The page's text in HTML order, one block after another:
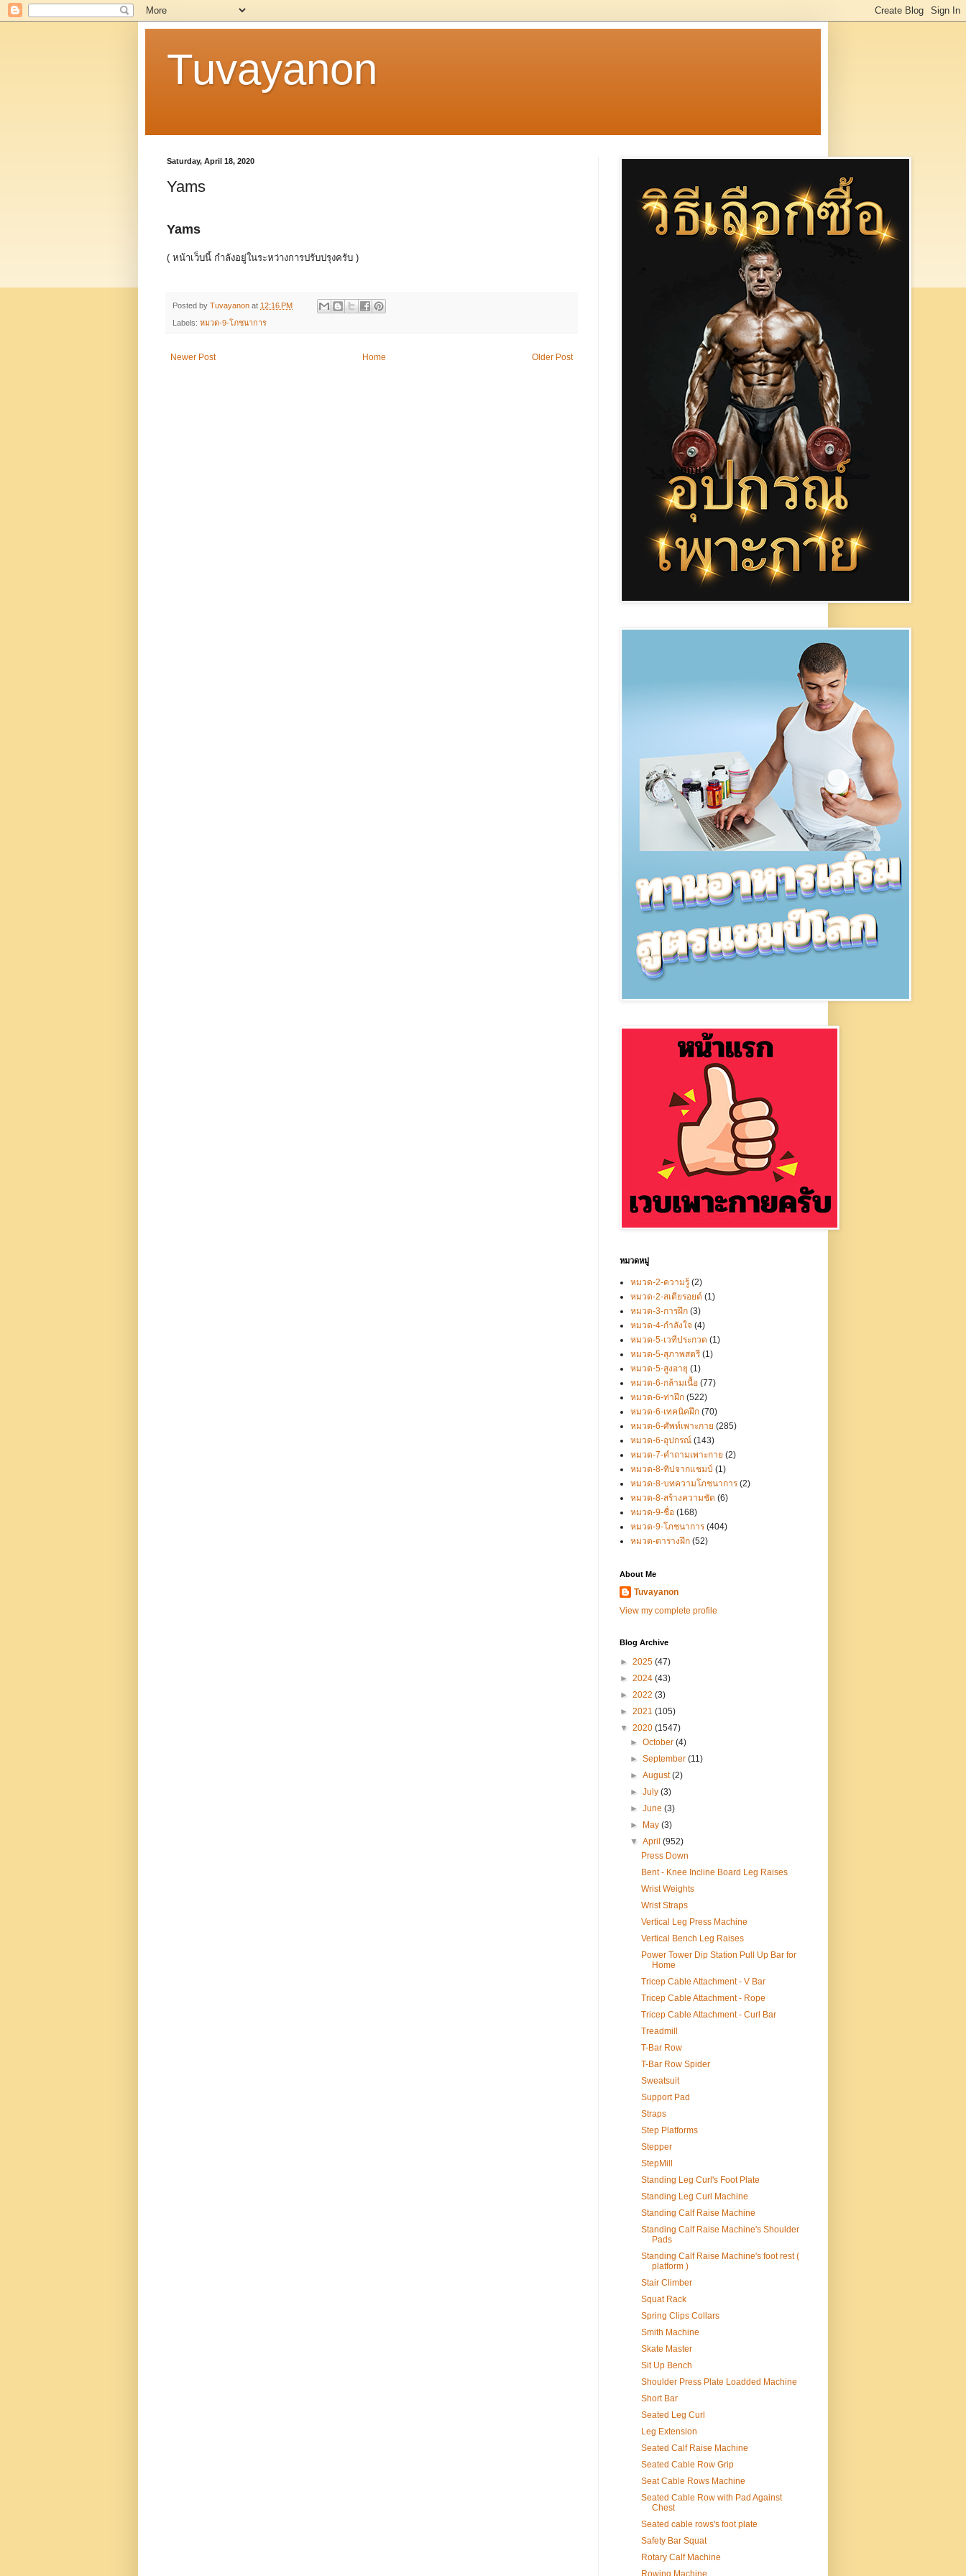
Tuvayanon
Saturday, April 18, 2020
Yams
Yams
( หน้าเว็บนี้ กำลังอยู่ในระหว่างการปรับปรุงครับ )
Posted by Tuvayanon at 12:16 PM
Labels: หมวด-9-โภชนาการ
Newer Post Older Post
Home
หมวดหมู่
หมวด-2-ความรู้ (2)
หมวด-2-สเตียรอยด์ (1)
หมวด-3-การฝึก (3)
หมวด-4-กำลังใจ (4)
หมวด-5-เวทีประกวด (1)
หมวด-5-สุภาพสตรี (1)
หมวด-5-สูงอายุ (1)
หมวด-6-กล้ามเนื้อ (77)
หมวด-6-ท่าฝึก (522)
หมวด-6-เทคนิคฝึก (70)
หมวด-6-ศัพท์เพาะกาย (285)
หมวด-6-อุปกรณ์ (143)
หมวด-7-คำถามเพาะกาย (2)
หมวด-8-ทิปจากแชมป์ (1)
หมวด-8-บทความโภชนาการ (2)
หมวด-8-สร้างความชัด (6)
หมวด-9-ชื่อ (168)
หมวด-9-โภชนาการ (404)
หมวด-ตารางฝึก (52)
About Me
Tuvayanon
View my complete profile
Blog Archive
► 2025 (47)
► 2024 (43)
► 2022 (3)
► 2021 (105)
▼ 2020 (1547)
►October(4)
►September(11)
►August(2)
►July(3)
►June(3)
►
May(3)
▼April(952)
Press Down
Bent - Knee Incline Board Leg Raises
Wrist Weights
Wrist Straps
Vertical Leg Press Machine
Vertical Bench Leg Raises
Power Tower Dip Station Pull Up Bar for
Home
Tricep Cable Attachment - V Bar
Tricep Cable Attachment - Rope
Tricep Cable Attachment - Curl Bar
Treadmill
T-Bar Row
T-Bar Row Spider
Sweatsuit
Support Pad
Straps
Step Platforms
Stepper
StepMill
Standing Leg Curl's Foot Plate
Standing Leg Curl Machine
Standing Calf Raise Machine
Standing Calf Raise Machine's Shoulder
Pads
Standing Calf Raise Machine's foot rest (
platform )
Stair Climber
Squat Rack
Spring Clips Collars
Smith Machine
Skate Master
Sit Up Bench
Shoulder Press Plate Loadded Machine
Short Bar
Seated Leg Curl
Leg Extension
Seated Calf Raise Machine
Seated Cable Row Grip
Seat Cable Rows Machine
Seated Cable Row with Pad Against
Chest
Seated cable rows's foot plate
Safety Bar Squat
Rotary Calf Machine
Rowing Machine